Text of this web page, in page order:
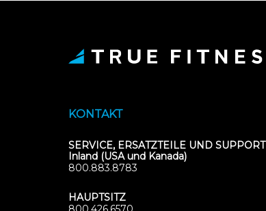
KONTAKT
SERVICE, ERSATZTEILE UND SUPPORT
Inland (USA und Kanada)
800.883.8783
HAUPTSITZ